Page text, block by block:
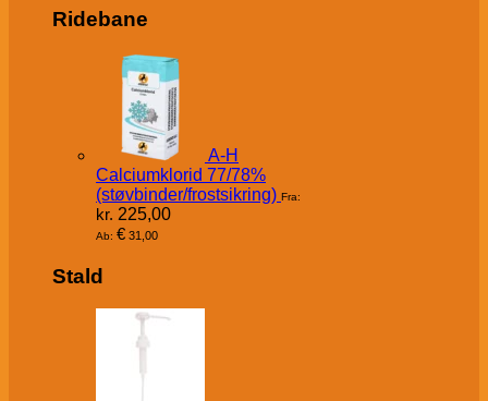
Ridebane
A-H
Calciumklorid 77/78%
(støvbinder/frostsikring) Fra:
kr. 225,00
Ab: € 31,00
Stald